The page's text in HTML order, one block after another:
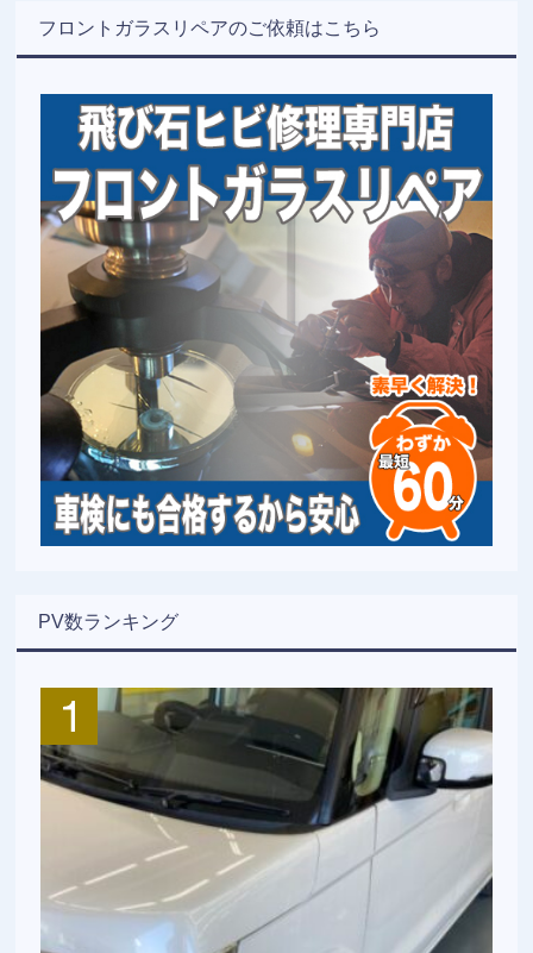
フロントガラスリペアのご依頼はこちら
PV数ランキング